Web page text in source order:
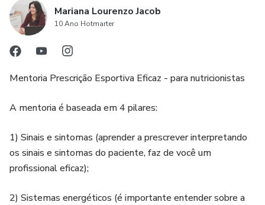
Mariana Lourenzo Jacob
10 Ano Hotmarter
Mentoria Prescrição Esportiva Eficaz - para nutricionistas
A mentoria é baseada em 4 pilares:
1) Sinais e sintomas (aprender a prescrever interpretando
os sinais e sintomas do paciente, faz de você um
profissional eficaz);
2) Sistemas energéticos (é importante entender sobre a